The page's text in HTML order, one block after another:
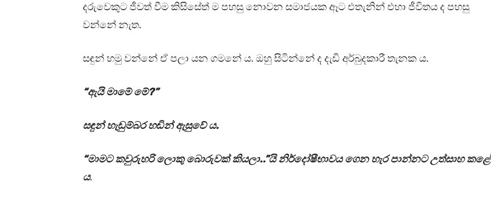
දරුවෙකුට ජීවත් වීම කිසිසේත් ම පහසු නොවන සමාජයක ඈට එතැනින් එහා ජීවිතය ද පහසු
වන්නේ නැත.
සඳුන් හමු වන්නේ ඒ පලා යන ගමනේ ය. ඔහු සිටින්නේ ද දැඩි අර්බුදකාරී තැනක ය.
“ඇයි මාමේ මේ?”
සඳුන් හැඬුම්බර හඬින් ඇසුවේ ය.
“මාමට කවුරුහරි ලොකු බොරුවක් කියලා..”යි නිර්දෝෂීභාවය ගෙන හැර පාන්නට උත්සාහ කළේ
ය.